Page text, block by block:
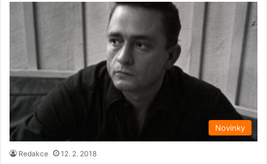
Novinky
Redakce 12. 2. 2018